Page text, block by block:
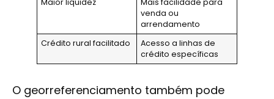
Maior liquidez
Mais facilidade para
venda ou
arrendamento
Crédito rural facilitado
Acesso a linhas de
crédito específicas
O georreferenciamento também pode